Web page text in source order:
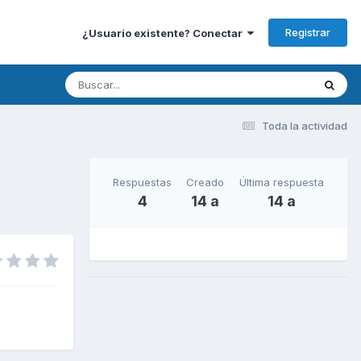
¿Usuario existente? Conectar Registrar
Toda la actividad
Respuestas
4
Creado
14 a
Última respuesta
14 a